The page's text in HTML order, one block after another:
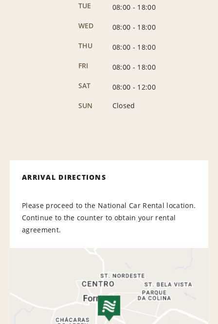
TUE
08:00 - 18:00
WED
08:00 - 18:00
THU
08:00 - 18:00
FRI
08:00 - 18:00
SAT
08:00 - 12:00
SUN
Closed
ARRIVAL DIRECTIONS
Please proceed to the National Car Rental location.
Continue to the counter to obtain your rental
agreement.